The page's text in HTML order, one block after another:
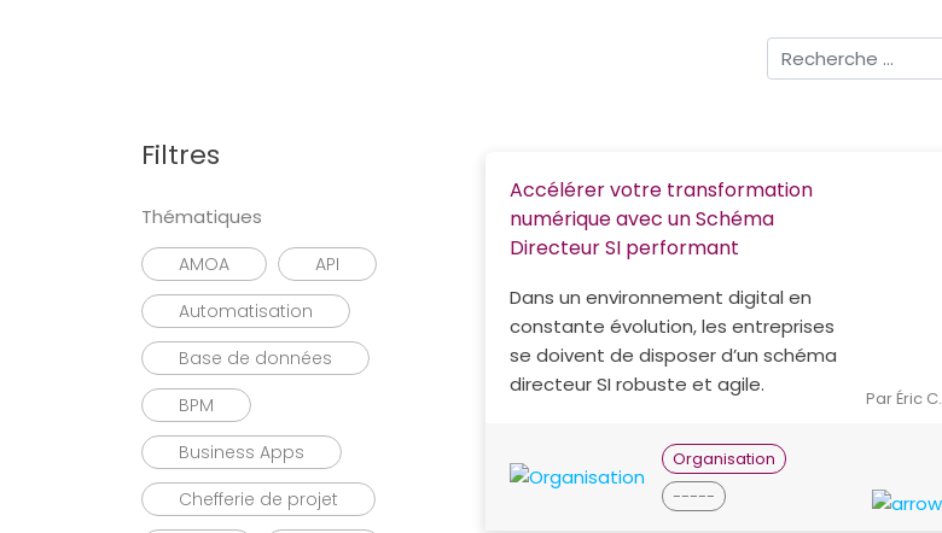
Accélérer votre transformation
numérique avec un Schéma
Directeur SI performant
Dans un environnement digital en
constante évolution, les entreprises
se doivent de disposer d’un schéma
directeur SI robuste et agile.
Par Éric C.
Organisation
-----
Filtres
Thématiques
AMOA
API
Automatisation
Base de données
BPM
Business Apps
Chefferie de projet